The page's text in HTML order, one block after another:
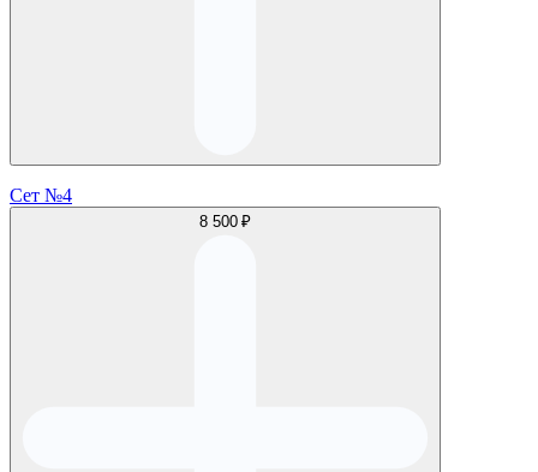
Сет №4
8 500 ₽